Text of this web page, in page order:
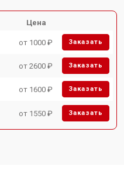
Цена
от 1000 ₽ Заказать
от 2600 ₽ Заказать
от 1600 ₽ Заказать
от 1550 ₽ Заказать